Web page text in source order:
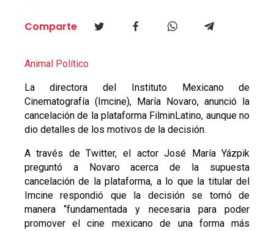
Comparte
Animal Político
La directora del Instituto Mexicano de
Cinematografía (Imcine), María Novaro, anunció la
cancelación de la plataforma FilminLatino, aunque no
dio detalles de los motivos de la decisión.
A través de Twitter, el actor José María Yázpik
preguntó a Novaro acerca de la supuesta
cancelación de la plataforma, a lo que la titular del
Imcine respondió que la decisión se tomó de
manera “fundamentada y necesaria para poder
promover el cine mexicano de una forma más